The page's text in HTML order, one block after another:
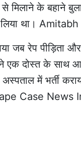
मिलाने के बहाने
लिया था।
जब रेप पीड़िता
एक दोस्त के साथ
में भर्ती
Case